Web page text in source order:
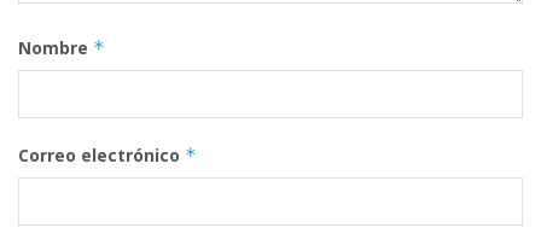
Nombre *
Correo electrónico *